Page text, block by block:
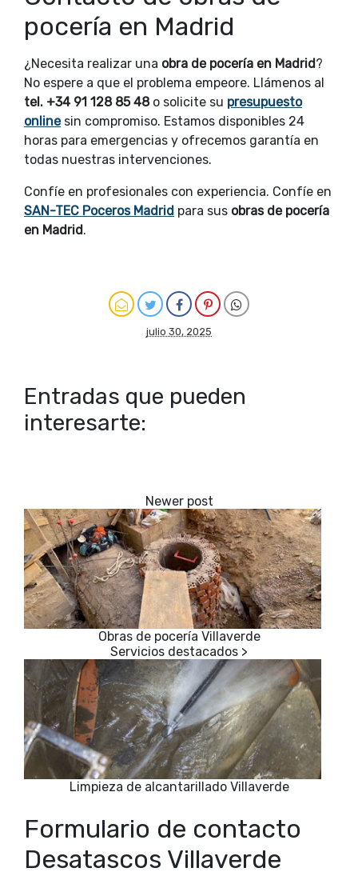
pocería en Madrid
¿Necesita realizar una obra de pocería en Madrid?
No espere a que el problema empeore. Llámenos al
tel. +34 91 128 85 48o solicite su presupuesto
onlinesin compromiso. Estamos disponibles 24
horas para emergencias y ofrecemos garantía en
todas nuestras intervenciones.
Confíe en profesionales con experiencia. Confíe en
SAN-TEC Poceros Madrid para sus obras de pocería
en Madrid.
julio 30, 2025
Entradas que pueden
interesarte:
Obras de pocería Villaverde
Limpieza de alcantarillado Villaverde
Formulario de contacto
Desatascos Villaverde